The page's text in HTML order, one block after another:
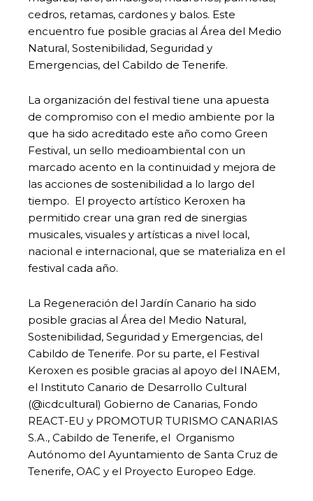
cedros, retamas, cardones y balos. Este
encuentro fue posible gracias al Área del Medio
Natural, Sostenibilidad, Seguridad y
Emergencias, del Cabildo de Tenerife.
La organización del festival tiene una apuesta
de compromiso con el medio ambiente por la
que ha sido acreditado este año como Green
Festival, un sello medioambiental con un
marcado acento en la continuidad y mejora de
las acciones de sostenibilidad a lo largo del
tiempo. El proyecto artístico Keroxen ha
permitido crear una gran red de sinergias
musicales, visuales y artísticas a nivel local,
nacional e internacional, que se materializa en el
festival cada año.
La Regeneración del Jardín Canario ha sido
posible gracias al Área del Medio Natural,
Sostenibilidad, Seguridad y Emergencias, del
Cabildo de Tenerife. Por su parte, el Festival
Keroxen es posible gracias al apoyo del INAEM,
el Instituto Canario de Desarrollo Cultural
(@icdcultural) Gobierno de Canarias, Fondo
REACT-EU y PROMOTUR TURISMO CANARIAS
S.A., Cabildo de Tenerife, el Organismo
Autónomo del Ayuntamiento de Santa Cruz de
Tenerife, OAC y el Proyecto Europeo Edge.